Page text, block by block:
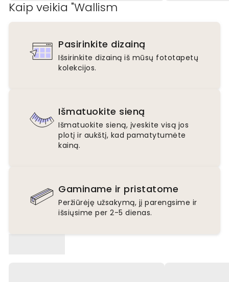
Kaip veikia "Wallism
Pasirinkite dizainą
Išsirinkite dizainą iš mūsų fototapetų
kolekcijos.
Išmatuokite sieną
Išmatuokite sieną, įveskite visą jos
plotį ir aukštį, kad pamatytumėte
kainą.
Gaminame ir pristatome
Peržiūrėję užsakymą, jį parengsime ir
išsiųsime per 2-5 dienas.